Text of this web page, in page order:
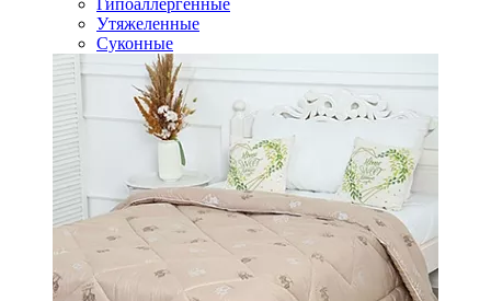
Гипоаллергенные
Утяжеленные
Суконные